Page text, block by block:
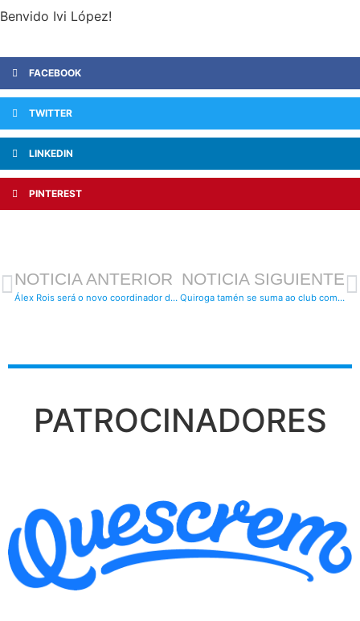
Benvido Ivi López!
FACEBOOK
TWITTER
LINKEDIN
PINTEREST
NOTICIA ANTERIOR
Álex Rois será o novo coordinador deportivo do club
NOTICIA SIGUIENTE
Quiroga tamén se suma ao club como novo técnico
PATROCINADORES